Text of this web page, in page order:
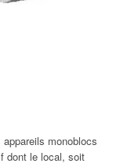
appareils monoblocs
dont le local, soit